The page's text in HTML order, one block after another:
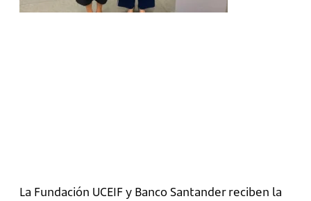
La Fundación UCEIF y Banco Santander reciben la